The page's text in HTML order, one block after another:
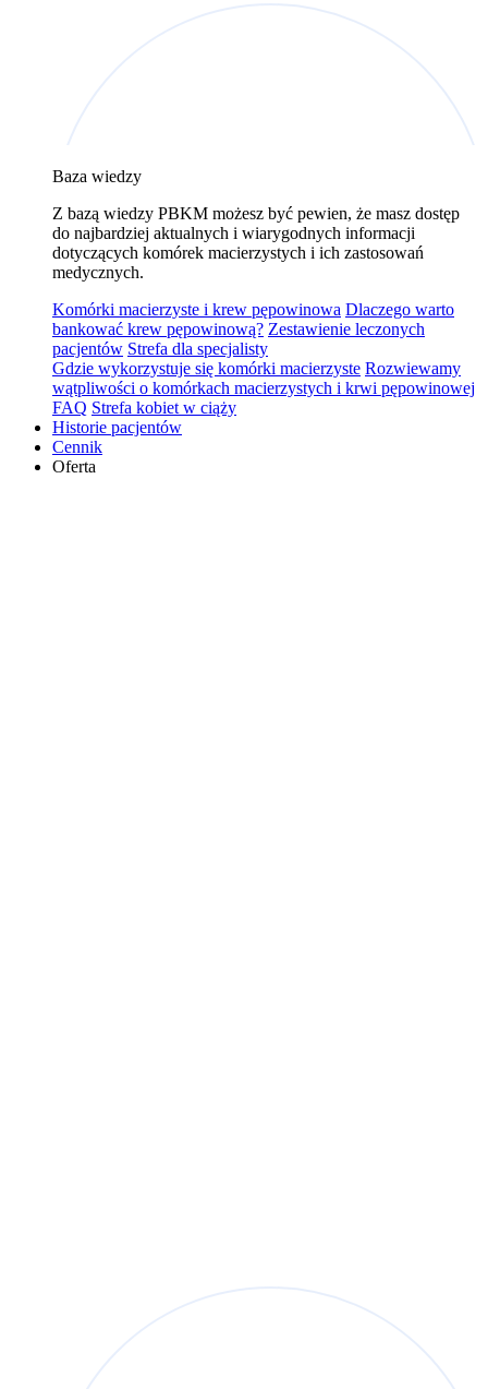
Baza wiedzy
Z bazą wiedzy PBKM możesz być pewien, że masz dostęp
do najbardziej aktualnych i wiarygodnych informacji
dotyczących komórek macierzystych i ich zastosowań
medycznych.
Komórki macierzyste i krew pępowinowa Dlaczego warto
bankować krew pępowinową? Zestawienie leczonych
pacjentów Strefa dla specjalisty
Gdzie wykorzystuje się komórki macierzyste Rozwiewamy
wątpliwości o komórkach macierzystych i krwi pępowinowej
FAQ Strefa kobiet w ciąży
Historie pacjentów
Cennik
Oferta